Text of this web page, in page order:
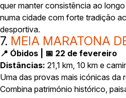
quer manter consistência ao
numa cidade com forte tradição
desportiva.
7. MEIA MARATONA
📍 Óbidos | 📅 22 de fevereiro
Distâncias: 21,1 km, 10 km e
Uma das provas mais icónicas da
Combina património histórico,